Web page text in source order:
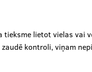
lietot vielas vai
kontroli, viņam